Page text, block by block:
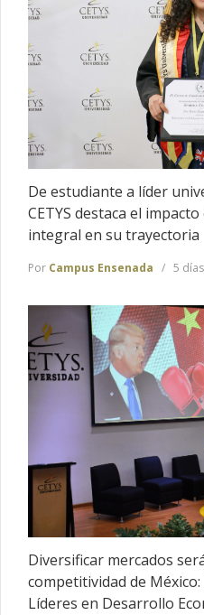
De estudiante a líder
CETYS destaca el
integral en su trayectoria
Por Campus Ensenada 5
Diversificar mercados
competitividad de
Líderes en Desarrollo